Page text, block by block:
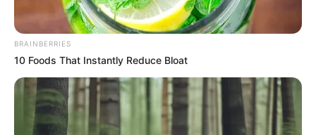
BRAINBERRIES
10 Foods That Instantly Reduce Bloat